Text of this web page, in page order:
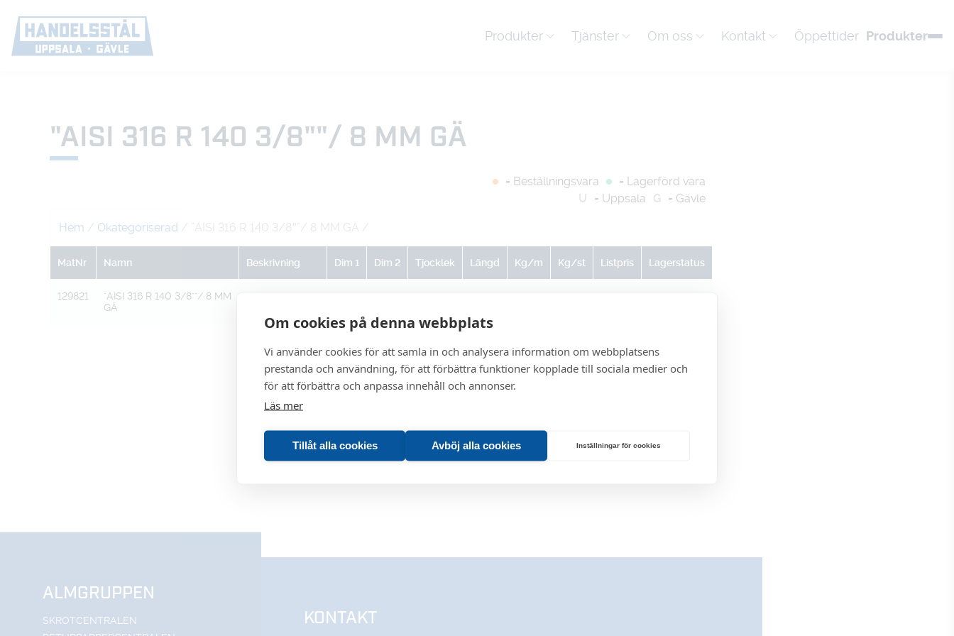
Om cookies på denna webbplats
Vi använder cookies för att samla in och analysera information om webbplatsens
prestanda och användning, för att förbättra funktioner kopplade till sociala medier och
för att förbättra och anpassa innehåll och annonser.
Läs mer
Tillåt alla cookies Avböj alla cookies Inställningar för cookies
Produkter Tjänster Om oss Kontakt Öppettider Produkter
"AISI 316 R 140 3/8""/ 8 MM GÄ
= Beställningsvara
= Lagerförd vara
U
= Uppsala G = Gävle
Hem / Okategoriserad / ”AISI 316 R 140 3/8″”/ 8 MM GÄ /
MatNr Namn Beskrivning Dim 1 Dim 2 Tjocklek Längd Kg/m Kg/st Listpris Lagerstatus
129821
"AISI 316 R 140 3/8""/ 8 MM
GÄ
ALMGRUPPEN
SKROTCENTRALEN
KONTAKT